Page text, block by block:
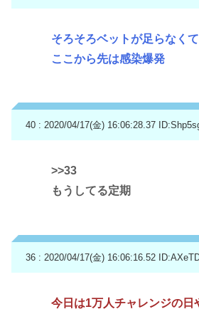
そろそろベットが足らなく
ここから先は感染爆発
40 : 2020/04/17(金) 16:06:28.37
>>33
もうしてる定期
36 : 2020/04/17(金) 16:06:16.52
今日は1万人チャレンジの日